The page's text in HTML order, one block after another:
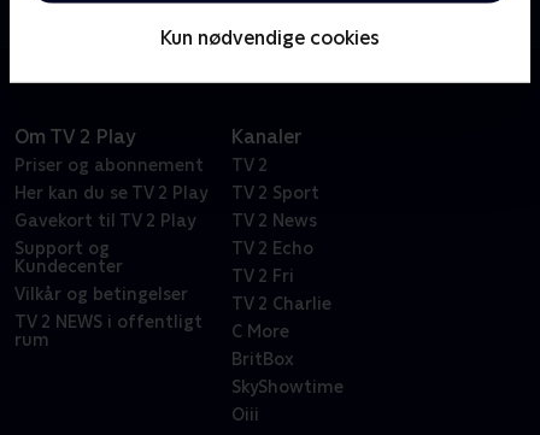
Kun nødvendige cookies
Om TV 2 Play
Priser og abonnement
Her kan du se TV 2 Play
Gavekort til TV 2 Play
Support og
Kundecenter
Vilkår og betingelser
TV 2 NEWS i offentligt
rum
Kanaler
TV 2
TV 2 Sport
TV 2 News
TV 2 Echo
TV 2 Fri
TV 2 Charlie
C More
BritBox
SkyShowtime
Oiii